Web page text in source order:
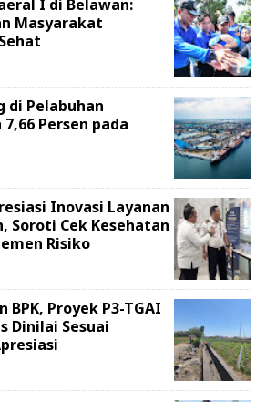
I di Belawan:
Masyarakat
di Pelabuhan
Persen pada
Inovasi Layanan
Soroti Cek Kesehatan
Risiko
BPK, Proyek P3-TGAI
Dinilai Sesuai